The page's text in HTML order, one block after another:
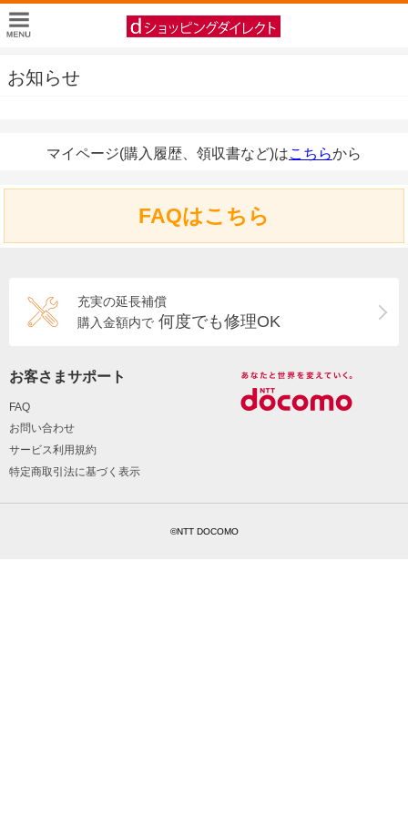
お知らせ
マイページ(購入履歴、領収書など)はこちらから
FAQはこちら
充実の延長補償
購入金額内で 何度でも修理OK
お客さまサポート
FAQ
お問い合わせ
サービス利用規約
特定商取引法に基づく表示
©NTT DOCOMO